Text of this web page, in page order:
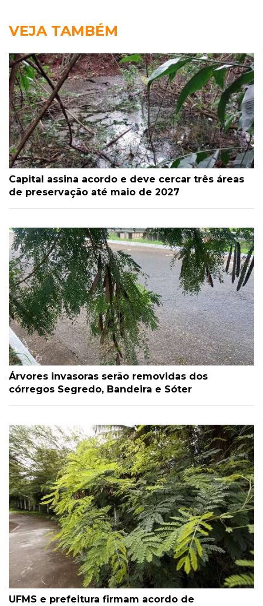
VEJA TAMBÉM
Capital assina acordo e deve cercar três áreas
de preservação até maio de 2027
Árvores invasoras serão removidas dos
córregos Segredo, Bandeira e Sóter
UFMS e prefeitura firmam acordo de